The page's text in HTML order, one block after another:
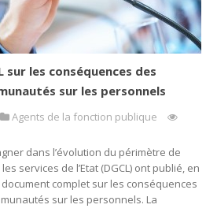
sur les conséquences des
sur les personnels
Agents de la fonction publique
dans l’évolution du périmètre de
services de l’Etat (DGCL) ont publié, en
complet sur les conséquences
sur les personnels. La